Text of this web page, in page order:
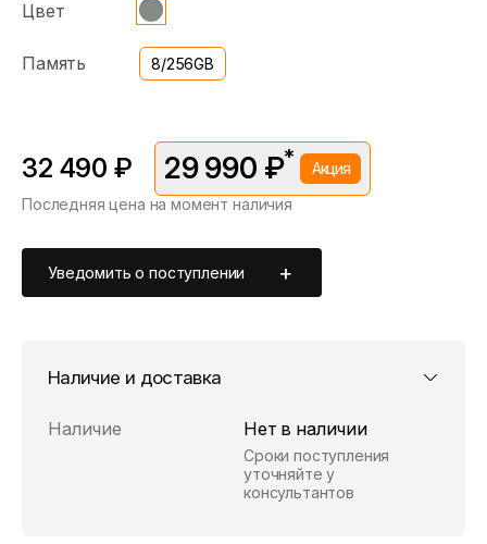
Цвет
Память 8/256GB
32 490 ₽ 29 990 ₽* Акция
*Скидка предоставляется в рамках временной акции.
Последняя цена на момент наличия
Уведомить о поступлении
Наличие и доставка
Наличие Нет в наличии
Сроки поступления
уточняйте у
консультантов